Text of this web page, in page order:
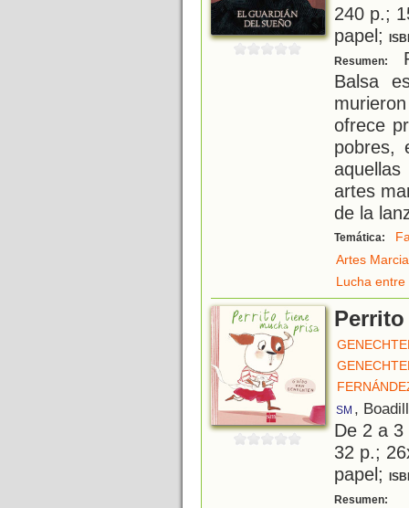
240 p.;
papel;
Resumen:
Balsa
ofrece
pobres,
artes
de la
Temática:
Artes
Lucha entre
SM ,
De 2 a
32 p.;
papel;
Resumen: